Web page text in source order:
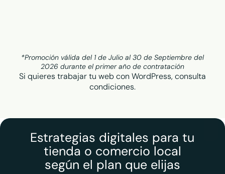
*Promoción válida del 1 de Julio al 30 de Septiembre del
2026 durante el primer año de contratación
Si quieres trabajar tu web con WordPress, consulta
condiciones.
Estrategias digitales para tu
tienda o comercio local
según el plan que elijas